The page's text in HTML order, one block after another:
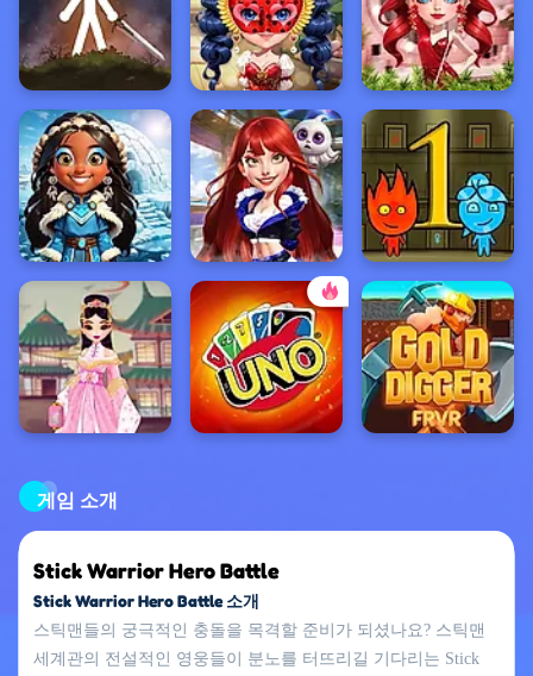
게임 소개
Stick Warrior Hero Battle
Stick Warrior Hero Battle 소개
스틱맨들의 궁극적인 충돌을 목격할 준비가 되셨나요? 스틱맨
세계관의 전설적인 영웅들이 분노를 터뜨리길 기다리는 Stick